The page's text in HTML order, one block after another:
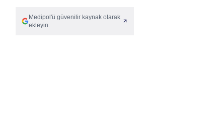
Medipol'ü güvenilir kaynak olarak
ekleyin.